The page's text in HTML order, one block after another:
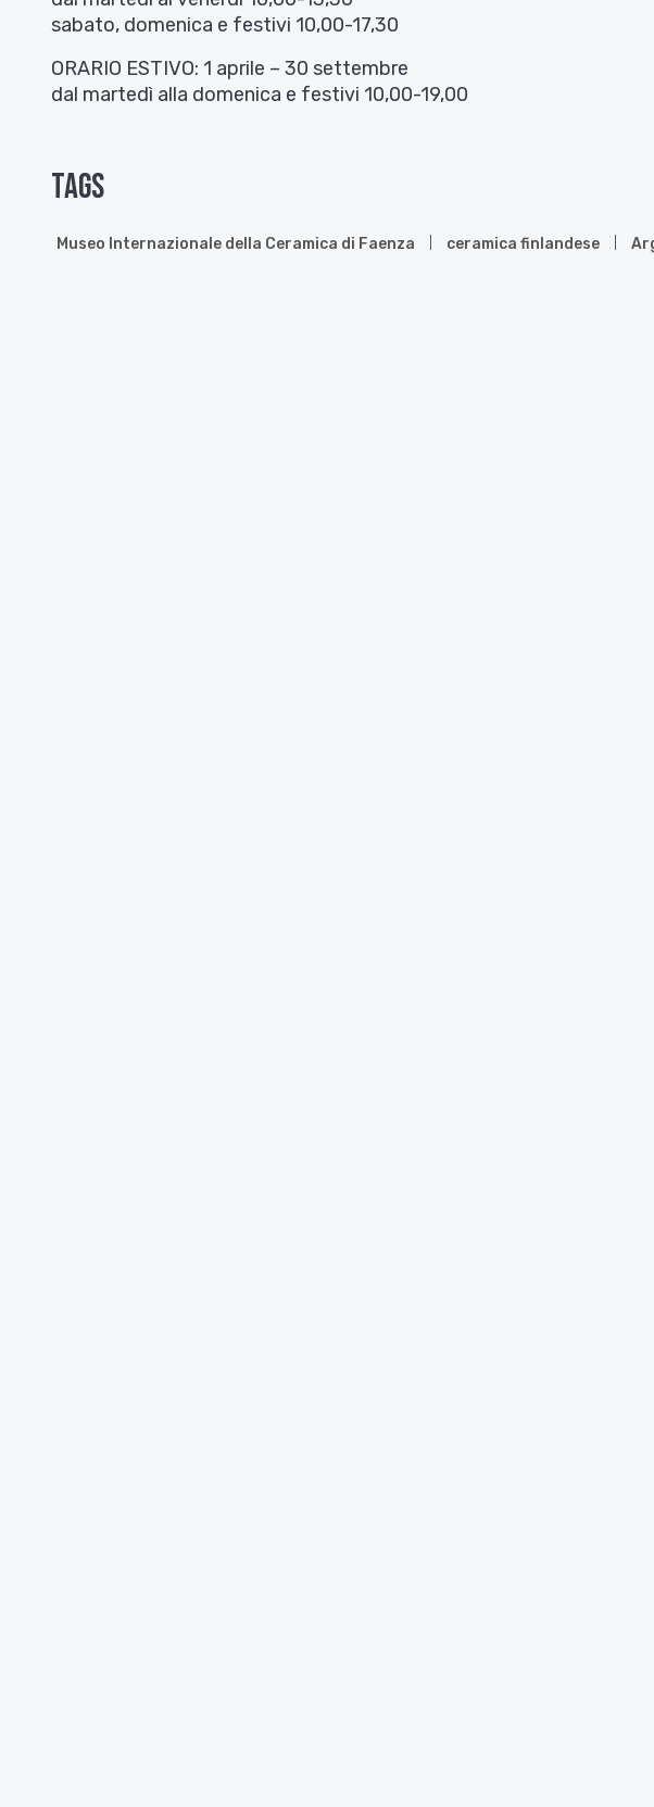
sabato, domenica e festivi 10,00-17,30
ORARIO ESTIVO: 1 aprile – 30 settembre
dal martedì alla domenica e festivi 10,00-19,00
Tags
Museo Internazionale della Ceramica di Faenza ceramica finlandese